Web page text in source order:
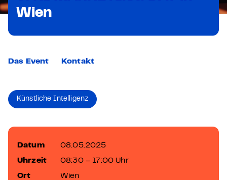
Wien
Das Event Kontakt
Künstliche Intelligenz
Datum 08.05.2025
Uhrzeit 08:30 – 17:00 Uhr
Ort Wien